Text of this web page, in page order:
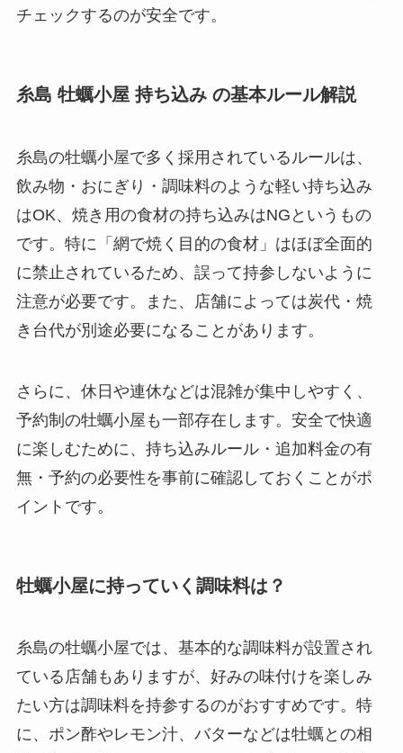
チェックするのが安全です。
糸島 牡蠣小屋 持ち込み の基本ルール解説
糸島の牡蠣小屋で多く採用されているルールは、
飲み物・おにぎり・調味料のような軽い持ち込み
はOK、焼き用の食材の持ち込みはNGというもの
です。特に「網で焼く目的の食材」はほぼ全面的
に禁止されているため、誤って持参しないように
注意が必要です。また、店舗によっては炭代・焼
き台代が別途必要になることがあります。
さらに、休日や連休などは混雑が集中しやすく、
予約制の牡蠣小屋も一部存在します。安全で快適
に楽しむために、持ち込みルール・追加料金の有
無・予約の必要性を事前に確認しておくことがポ
イントです。
牡蠣小屋に持っていく調味料は？
糸島の牡蠣小屋では、基本的な調味料が設置され
ている店舗もありますが、好みの味付けを楽しみ
たい方は調味料を持参するのがおすすめです。特
に、ポン酢やレモン汁、バターなどは牡蠣との相